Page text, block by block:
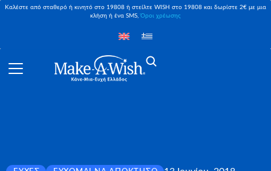
Καλέστε από σταθερό ή κινητό στο 19808 ή στείλτε WISH στο 19808 και δωρίστε 2€ με μια
κλήση ή ένα SMS,Όροι χρέωσης